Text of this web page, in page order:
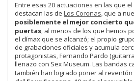
Entre esas 20 actuaciones en las que
destacan las de Los Coronas, que a
posiblemente el mejor concierto
puertas, al menos de los que hemos
el clímax que se alcanzó; el propio
de grabaciones oficiales y acumula
protagonistas, Fernando Pardo
llenazo con Sex Museum. Las bandas
también han logrado poner al reventón